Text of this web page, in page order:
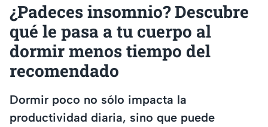
¿Padeces insomnio? Descubre
qué le pasa a tu cuerpo al
dormir menos tiempo del
recomendado
Dormir poco no sólo impacta la
productividad diaria, sino que puede